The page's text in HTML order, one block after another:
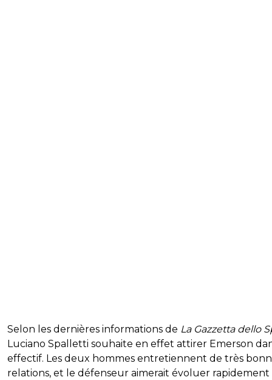
Selon les dernières informations de La Gazzetta dello
Luciano Spalletti souhaite en effet attirer Emerson
effectif. Les deux hommes entretiennent de très
relations, et le défenseur aimerait évoluer rapidement